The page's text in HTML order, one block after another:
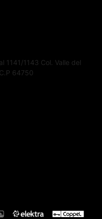
1141/1143 Col. Valle del
64750